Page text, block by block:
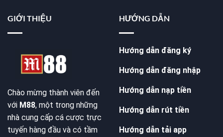
GIỚI THIỆU
Chào mừng thành viên đến
với M88, một trong những
nhà cung cấp cá cược trực
tuyến hàng đầu và có tầm
HƯỚNG DẪN
Hướng dẫn đăng ký
Hướng dẫn đăng nhập
Hướng dẫn nạp tiền
Hướng dẫn rút tiền
Hướng dẫn tải app